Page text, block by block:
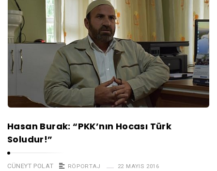
Hasan Burak: “PKK’nın Hocası Türk
Soludur!”
CÜNEYT POLAT RÖPORTAJ 22 MAYIS 2016